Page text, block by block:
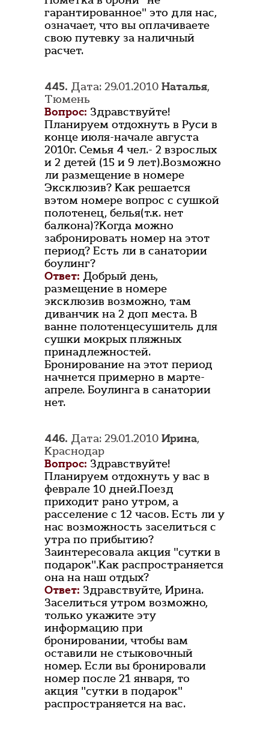
гарантированное" это для нас,
означает, что вы оплачиваете
свою путевку за наличный
расчет.
445. Дата: 29.01.2010 Наталья,
Тюмень
Вопрос: Здравствуйте!
Планируем отдохнуть в Руси в
конце июля-начале августа
2010г. Семья 4 чел.- 2 взрослых
и 2 детей (15 и 9 лет).Возможно
ли размещение в номере
Эксклюзив? Как решается
вэтом номере вопрос с сушкой
полотенец, белья(т.к. нет
балкона)?Когда можно
забронировать номер на этот
период? Есть ли в санатории
боулинг?
Ответ: Добрый день,
размещение в номере
эксклюзив возможно, там
диванчик на 2 доп места. В
ванне полотенцесушитель для
сушки мокрых пляжных
принадлежностей.
Бронирование на этот период
начнется примерно в марте-
апреле. Боулинга в санатории
нет.
446. Дата: 29.01.2010 Ирина,
Краснодар
Вопрос: Здравствуйте!
Планируем отдохнуть у вас в
феврале 10 дней.Поезд
приходит рано утром, а
расселение с 12 часов. Есть ли у
нас возможность заселиться с
утра по прибытию?
Заинтересовала акция "сутки в
подарок".Как распространяется
она на наш отдых?
Ответ: Здравствуйте, Ирина.
Заселиться утром возможно,
только укажите эту
информацию при
бронировании, чтобы вам
оставили не стыковочный
номер. Если вы бронировали
номер после 21 января, то
акция "сутки в подарок"
распространяется на вас.